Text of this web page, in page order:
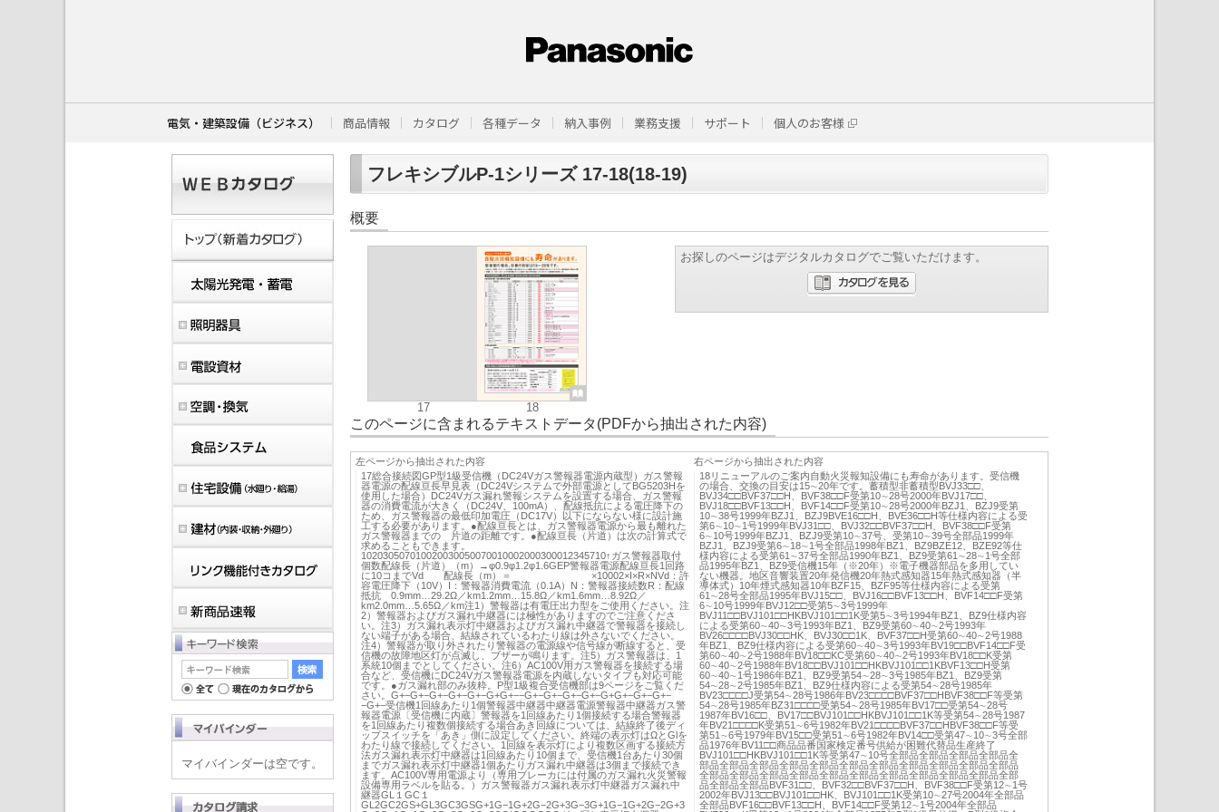
電気・建築設備（ビジネス） 商品情報 カタログ 各種データ 納入事例 業務支援 サポート 個人のお客様
フレキシブルP-1シリーズ 17-18(18-19)
概要
17 18
お探しのページはデジタルカタログでご覧いただけます。
このページに含まれるテキストデータ(PDFから抽出された内容)
左ページから抽出された内容
17総合接続図GP型1級受信機（DC24Vガス警報器電源内蔵型）ガス警報
器電源の配線亘長早見表（DC24Vシステムで外部電源としてBG5203Hを
使用した場合）DC24Vガス漏れ警報システムを設置する場合、ガス警報
器の消費電流が大きく（DC24V、100mA）、配線抵抗による電圧降下の
ため、ガス警報器の最低印加電圧（DC17V）以下にならない様に設計施
工する必要があります。●配線亘長とは、ガス警報器電源から最も離れた
ガス警報器までの 片道の距離です。●配線亘長（片道）は次の計算式で
求めることもできます。
102030507010020030050070010002000300012345710↑ガス警報器取付
個数配線長（片道）（m）→φ0.9φ1.2φ1.6GEP警報器電源配線亘長1回路
に10コまでVd 配線長（m）＝ ×10002×I×R×NVd：許
容電圧降下（10V）I：警報器消費電流（0.1A）N：警報器接続数R：配線
抵抗 0.9mm…29.2Ω／km1.2mm…15.8Ω／km1.6mm…8.92Ω／
km2.0mm…5.65Ω／km注1）警報器は有電圧出力型をご使用ください。注
2）警報器およびガス漏れ中継器には極性がありますのでご注意くださ
い。注3）ガス漏れ表示灯中継器およびガス漏れ中継器で警報器を接続し
ない端子がある場合、結線されているわたり線は外さないでください。
注4）警報器が取り外されたり警報器の電源線や信号線が断線すると、受
信機の故障地区灯が点滅し、ブザーが鳴ります。注5）ガス警報器は、1
系統10個までとしてください。注6）AC100V用ガス警報器を接続する場
合など、受信機にDC24Vガス警報器電源を内蔵しないタイプも対応可能
です。●ガス漏れ部のみ抜粋。P型1級複合受信機部は9ページをご覧くだ
さい。G+−G+−G+−G+−G+−G+G+−−G+−G+−G+−G+−G+G+−G+−G+−
−G+−受信機1回線あたり1個警報器中継器中継器電源警報器中継器ガス警
報器電源〔受信機に内蔵〕警報器を1回線あたり1個接続する場合警報器
を1回線あたり複数個接続する場合あき回線については、結線終了後ディ
ップスイッチを「あき」側に設定してください。終端の表示灯はΩとGlを
わたり線で接続してください。1回線を表示灯により複数区画する接続方
法ガス漏れ表示灯中継器は1回線あたり10個まで、受信機1台あたり30個
までガス漏れ表示灯中継器1個あたりガス漏れ中継器は3個まで接続でき
ます。AC100V専用電源より（専用ブレーカには付属のガス漏れ火災警報
設備専用ラベルを貼る。）ガス警報器ガス漏れ表示灯中継器ガス漏れ中
継器GL１GC１
GL2GC2GS+GL3GC3GSG+1G−1G+2G−2G+3G−3G+1G−1G+2G−2G+3
右ページから抽出された内容
18リニューアルのご案内自動火災報知設備にも寿命があります。受信機
の場合、交換の目安は15∼20年です。蓄積型非蓄積型BVJ33□□、
BVJ34□□BVF37□□H、BVF38□□F受第10∼28号2000年BVJ17□□、
BVJ18□□BVF13□□H、BVF14□□F受第10∼28号2000年BZJ1、BZJ9受第
10∼38号1999年BZJ1、BZJ9BVE16□□H、BVE36□□H等仕様内容による受
第6∼10∼1号1999年BVJ31□□、BVJ32□□BVF37□□H、BVF38□□F受第
6∼10号1999年BZJ1、BZJ9受第10∼37号、受第10∼39号全部品1999年
BZJ1、BZJ9受第6∼18∼1号全部品1998年BZ1、BZ9BZE12、BZE92等仕
様内容による受第61∼37号全部品1990年BZ1、BZ9受第61∼28∼1号全部
品1995年BZ1、BZ9受信機15年（※20年）※電子機器部品を多用してい
ない機器。地区音響装置20年発信機20年熱式感知器15年熱式感知器（半
導体式）10年煙式感知器10年BZF15、BZF95等仕様内容による受第
61∼28号全部品1995年BVJ15□□、BVJ16□□BVF13□□H、BVF14□□F受第
6∼10号1999年BVJ12□□受第5∼3号1999年
BVJ11□□BVJ101□□HKBVJ101□□1K受第5∼3号1994年BZ1、BZ9仕様内容
による受第60∼40∼3号1993年BZ1、BZ9受第60∼40∼2号1993年
BV26□□□□BVJ30□□HK、BVJ30□□1K、BVF37□□H受第60∼40∼2号1988
年BZ1、BZ9仕様内容による受第60∼40∼3号1993年BV19□□BVF14□□F受
第60∼40∼2号1988年BV18□□KC受第60∼40∼2号1993年BV18□□K受第
60∼40∼2号1988年BV18□□BVJ101□□HKBVJ101□□1KBVF13□□H受第
60∼40∼1号1986年BZ1、BZ9受第54∼28∼3号1985年BZ1、BZ9受第
54∼28∼2号1985年BZ1、BZ9仕様内容による受第54∼28号1985年
BV23□□□□J受第54∼28号1986年BV23□□□□BVF37□□HBVF38□□F等受第
54∼28号1985年BZ31□□□□受第54∼28号1985年BV17□□受第54∼28号
1987年BV16□□、BV17□□BVJ101□□HKBVJ101□□1K等受第54∼28号1987
年BV21□□□□K受第51∼6号1982年BV21□□□□BVF37□□HBVF38□□F等受
第51∼6号1979年BV15□□受第51∼6号1982年BV14□□受第47∼10∼3号全部
品1976年BV11□□商品品番国家検定番号供給が困難代替品生産終了
BVJ101□□HKBVJ101□□1K等受第47∼10号全部品全部品全部品全部品全
部品全部品全部品全部品全部品全部品全部品全部品全部品全部品全部品
全部品全部品全部品全部品全部品全部品全部品全部品全部品全部品全部
品全部品全部品BVF31□□、BVF32□□BVF37□□H、BVF38□□F受第12∼1号
2002年BVJ13□□BVJ101□□HK、BVJ101□□1K受第10∼27号2004年全部品
全部品BVF16□□BVF13□□H、BVF14□□F受第12∼1号2004年全部品
マイバインダーは空です。